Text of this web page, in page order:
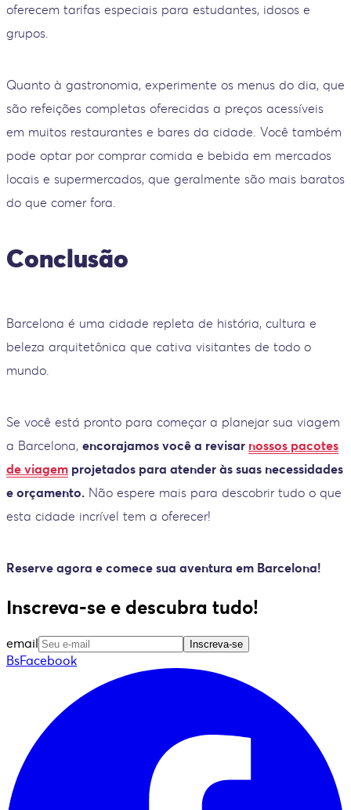
oferecem tarifas especiais para estudantes, idosos e
grupos.
Quanto à gastronomia, experimente os menus do dia, que
são refeições completas oferecidas a preços acessíveis
em muitos restaurantes e bares da cidade. Você também
pode optar por comprar comida e bebida em mercados
locais e supermercados, que geralmente são mais baratos
do que comer fora.
Conclusão
Barcelona é uma cidade repleta de história, cultura e
beleza arquitetônica que cativa visitantes de todo o
mundo.
Se você está pronto para começar a planejar sua viagem
a Barcelona, encorajamos você a revisar nossos pacotes
de viagem projetados para atender às suas necessidades
e orçamento. Não espere mais para descobrir tudo o que
esta cidade incrível tem a oferecer!
Reserve agora e comece sua aventura em Barcelona!
Inscreva-se e descubra tudo!
email Inscreva-se
BsFacebook